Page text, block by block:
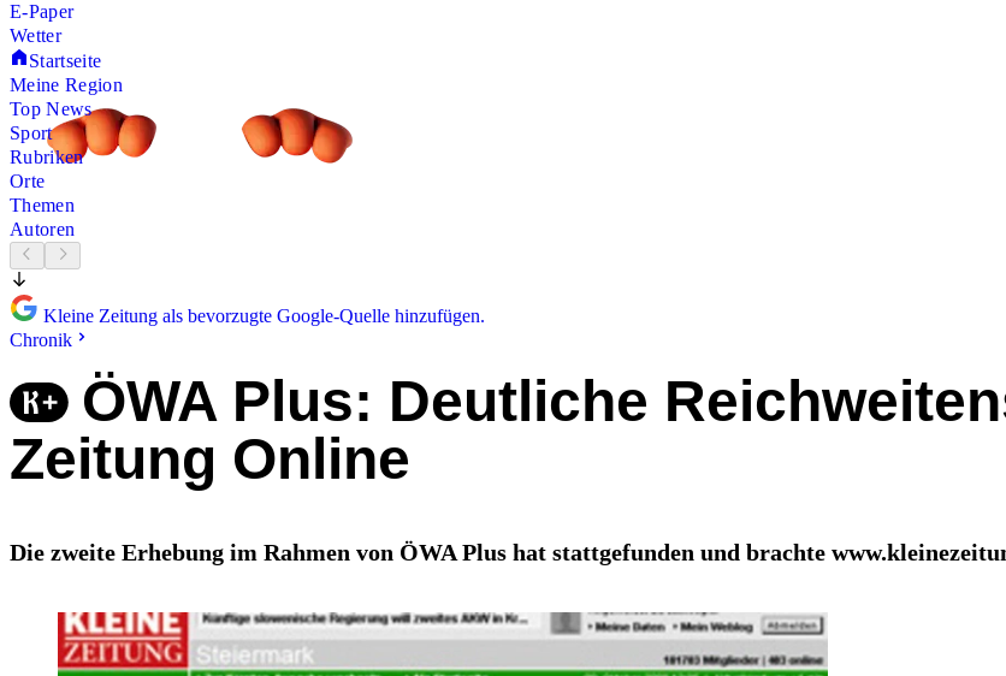
E-Paper
Wetter
Startseite
Meine Region
Top News
Sport
Rubriken
Orte
Themen
Autoren
Kleine Zeitung als bevorzugte Google-Quelle hinzufügen.
Chronik
ÖWA Plus: Deutliche
Zeitung Online
Die zweite Erhebung im Rahmen von ÖWA Plus hat stattgefunden und brachte